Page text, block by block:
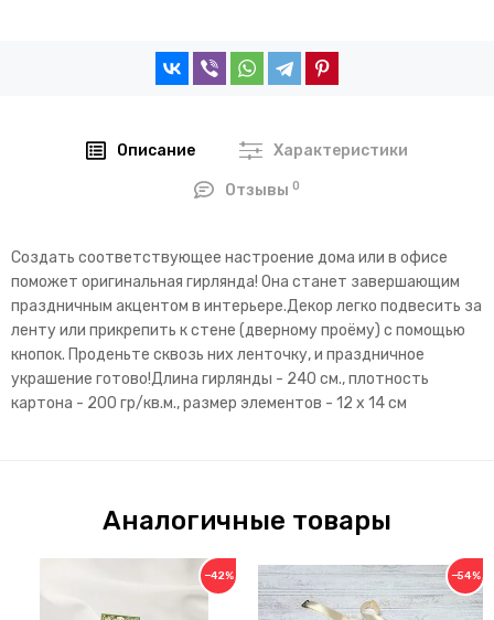
Описание Характеристики
Отзывы0
Создать соответствующее настроение дома или в офисе
поможет оригинальная гирлянда! Она станет завершающим
праздничным акцентом в интерьере.Декор легко подвесить за
ленту или прикрепить к стене (дверному проёму) с помощью
кнопок. Проденьте сквозь них ленточку, и праздничное
украшение готово!Длина гирлянды - 240 см., плотность
картона - 200 гр/кв.м., размер элементов - 12 х 14 см
Аналогичные товары
−42% −54%